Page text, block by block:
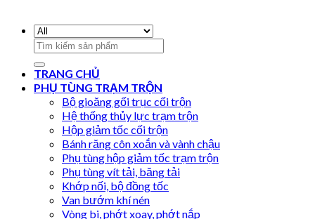
Search
for:
TRANG CHỦ
PHỤ TÙNG TRẠM TRỘN
Bộ gioăng gối trục cối trộn
Hệ thống thủy lực trạm trộn
Hộp giảm tốc cối trộn
Bánh răng côn xoắn và vành chậu
Phụ tùng hộp giảm tốc trạm trộn
Phụ tùng vít tải, băng tải
Khớp nối, bộ đồng tốc
Van bướm khí nén
Vòng bi, phớt xoay, phớt nắp